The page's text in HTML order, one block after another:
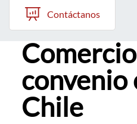
Quiénes somos
Vinculación con el Medio
Formación Continua
Postgrados
Admisión
Contáctanos
Escuela de
convenio
Chile